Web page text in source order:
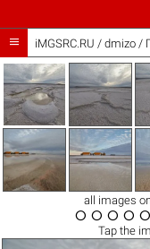
 iMGSRC.RU / dmizo/
all images
    
Tap the